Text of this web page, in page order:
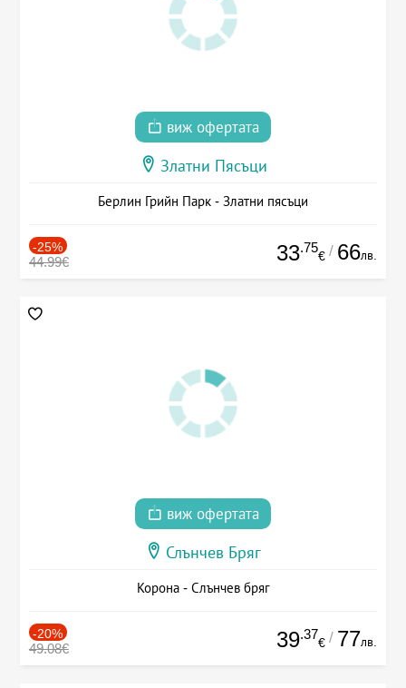
виж офертата
Златни Пясъци
Берлин Грийн Парк - Златни пясъци
-25%
44.99€ 33.75
€ / 66лв.
виж офертата
Слънчев Бряг
Корона - Слънчев бряг
-20%
49.08€ 39.37
€ / 77лв.